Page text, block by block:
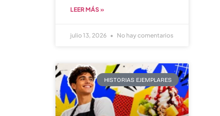
LEER MÁS »
julio 13, 2026 No hay comentarios
HISTORIAS EJEMPLARES